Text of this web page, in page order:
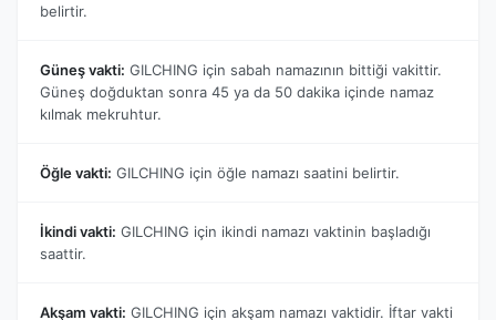
belirtir.
Güneş vakti: GILCHING için sabah namazının bittiği vakittir.
Güneş doğduktan sonra 45 ya da 50 dakika içinde namaz
kılmak mekruhtur.
Öğle vakti: GILCHING için öğle namazı saatini belirtir.
İkindi vakti: GILCHING için ikindi namazı vaktinin başladığı
saattir.
Akşam vakti: GILCHING için akşam namazı vaktidir. İftar vakti